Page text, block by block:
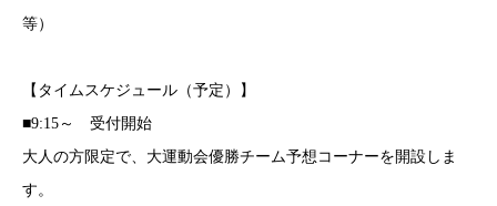
等）
【タイムスケジュール（予定）】
■9:15～ 受付開始
大人の方限定で、大運動会優勝チーム予想コーナーを開設しま
す。